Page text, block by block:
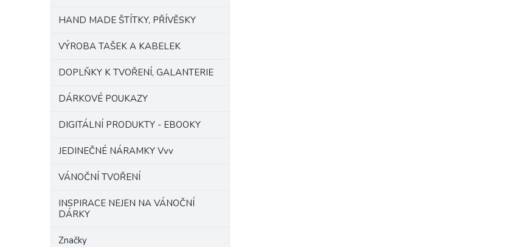
HAND MADE ŠTÍTKY, PŘÍVĚSKY
VÝROBA TAŠEK A KABELEK
DOPLŇKY K TVOŘENÍ, GALANTERIE
DÁRKOVÉ POUKAZY
DIGITÁLNÍ PRODUKTY - EBOOKY
JEDINEČNÉ NÁRAMKY Vvv
VÁNOČNÍ TVOŘENÍ
INSPIRACE NEJEN NA VÁNOČNÍ
DÁRKY
Značky